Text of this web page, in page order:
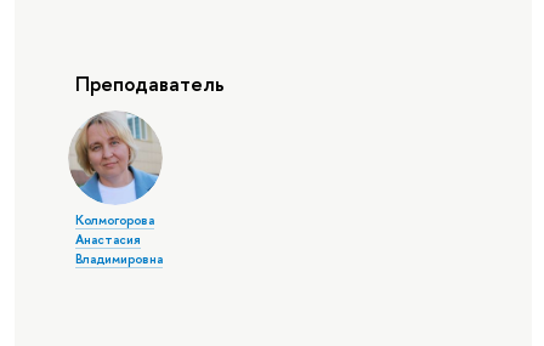
Преподаватель
Колмогорова
Анастасия
Владимировна